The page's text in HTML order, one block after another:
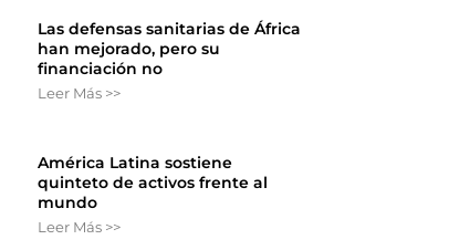
Las defensas sanitarias de África
han mejorado, pero su
financiación no
Leer Más >>
América Latina sostiene
quinteto de activos frente al
mundo
Leer Más >>